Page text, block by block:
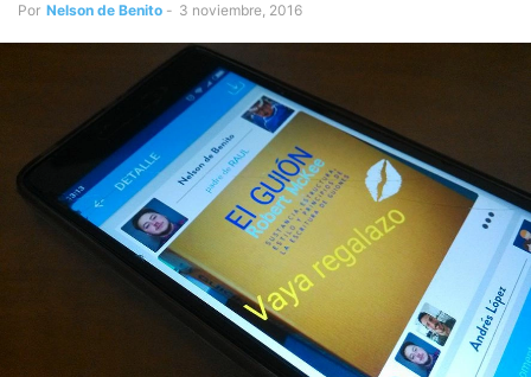
Por Nelson de Benito - 3 noviembre, 2016